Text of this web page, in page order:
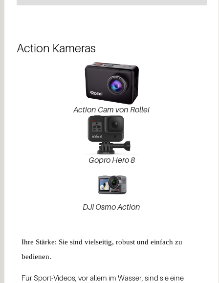
Action Kameras​
Action Cam von Rollei
Gopro Hero 8
DJI Osmo Action
Ihre Stärke: Sie sind vielseitig, robust und einfach zu
bedienen.
Für Sport-Videos, vor allem im Wasser, sind sie eine